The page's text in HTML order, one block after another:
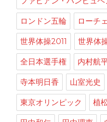
ロンドン五輪 ローチェ
世界体操2011 世界体
全日本選手権 内村航
寺本明日香 山室光史
東京オリンピック 植